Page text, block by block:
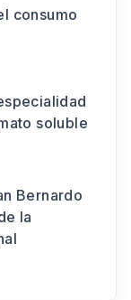
consumo
soluble
Bernardo
la